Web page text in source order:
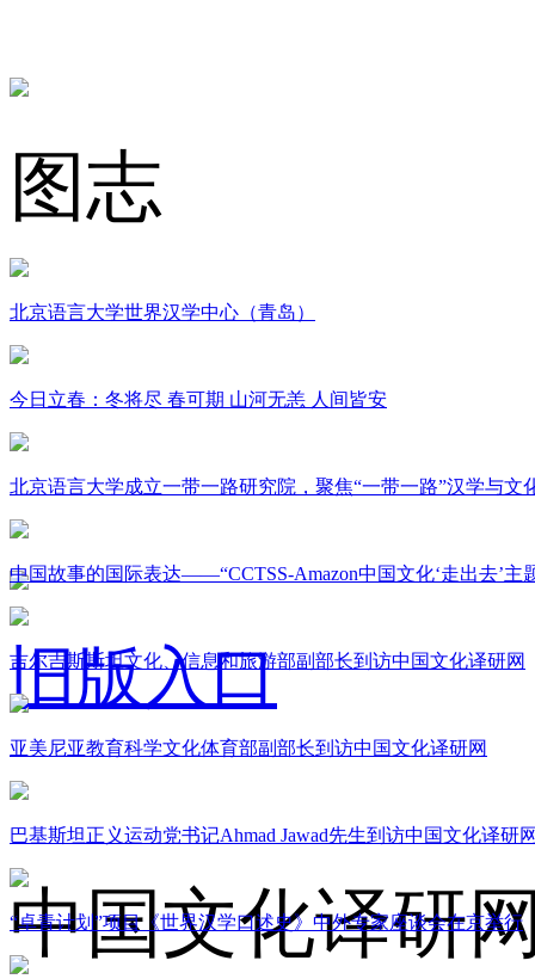
图志
北京语言大学世界汉学中心（青岛）
今日立春：冬将尽 春可期 山河无恙 人间皆安
北京语言大学成立一带一路研究院，聚焦“一带一路”汉学与文
中国故事的国际表达——“CCTSS-Amazon中国文化‘走出去’主
吉尔吉斯斯坦文化、信息和旅游部副部长到访中国文化译研网
亚美尼亚教育科学文化体育部副部长到访中国文化译研网
巴基斯坦正义运动党书记Ahmad Jawad先生到访中国文化译研
“卓青计划”项目《世界汉学口述史》中外专家座谈会在京举行
旧版入口
关于我们
中国文化译研